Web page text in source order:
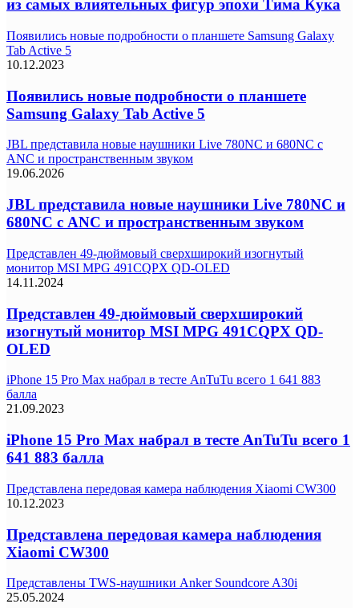
из самых влиятельных фигур эпохи Тима Кука
Появились новые подробности о планшете Samsung Galaxy
Tab Active 5
10.12.2023
Появились новые подробности о планшете
Samsung Galaxy Tab Active 5
JBL представила новые наушники Live 780NC и 680NC с
ANC и пространственным звуком
19.06.2026
JBL представила новые наушники Live 780NC и
680NC с ANC и пространственным звуком
Представлен 49-дюймовый сверхширокий изогнутый
монитор MSI MPG 491CQPX QD-OLED
14.11.2024
Представлен 49-дюймовый сверхширокий
изогнутый монитор MSI MPG 491CQPX QD-
OLED
iPhone 15 Pro Max набрал в тесте AnTuTu всего 1 641 883
балла
21.09.2023
iPhone 15 Pro Max набрал в тесте AnTuTu всего 1
641 883 балла
Представлена передовая камера наблюдения Xiaomi CW300
10.12.2023
Представлена передовая камера наблюдения
Xiaomi CW300
Представлены TWS-наушники Anker Soundcore A30i
25.05.2024